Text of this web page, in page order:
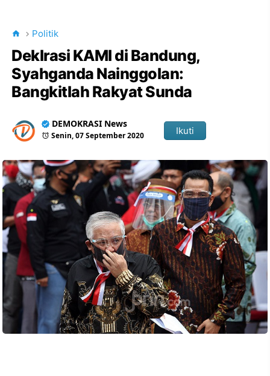
Politik
Deklrasi KAMI di Bandung,
Syahganda Nainggolan:
Bangkitlah Rakyat Sunda
DEMOKRASI News
Senin, 07 September 2020 Ikuti